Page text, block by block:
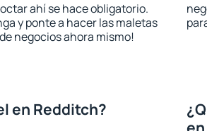
ahí se hace obligatorio.
y ponte a hacer las maletas
negocios ahora mismo!
en Redditch?